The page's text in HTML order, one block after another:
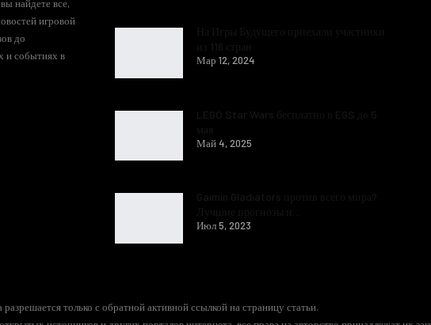
найдете все,
игровой
до
и событиях в
Мар 12, 2024
Май 4, 2025
Июл 5, 2023
только с обратной активной ссылкой на страницу статьи.